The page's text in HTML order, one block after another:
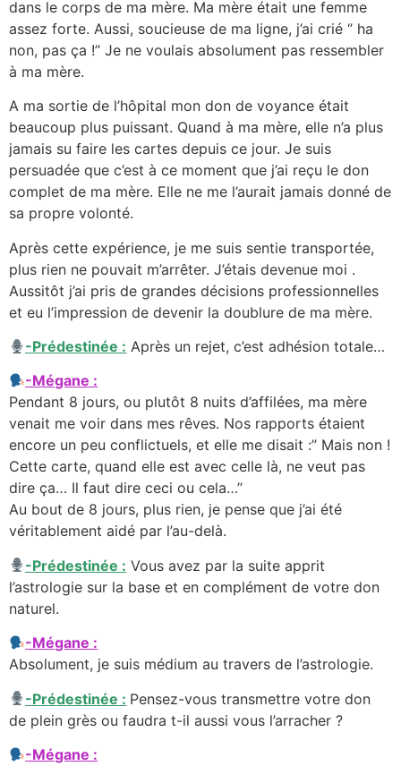
dans le corps de ma mère. Ma mère était une femme
assez forte. Aussi, soucieuse de ma ligne, j’ai crié ‘’ ha
non, pas ça !’’ Je ne voulais absolument pas ressembler
à ma mère.
A ma sortie de l’hôpital mon don de voyance était
beaucoup plus puissant. Quand à ma mère, elle n’a plus
jamais su faire les cartes depuis ce jour. Je suis
persuadée que c’est à ce moment que j’ai reçu le don
complet de ma mère. Elle ne me l’aurait jamais donné de
sa propre volonté.
Après cette expérience, je me suis sentie transportée,
plus rien ne pouvait m’arrêter. J’étais devenue moi .
Aussitôt j’ai pris de grandes décisions professionnelles
et eu l’impression de devenir la doublure de ma mère.
-Prédestinée : Après un rejet, c’est adhésion totale…
-Mégane :
Pendant 8 jours, ou plutôt 8 nuits d’affilées, ma mère
venait me voir dans mes rêves. Nos rapports étaient
encore un peu conflictuels, et elle me disait :’’ Mais non !
Cette carte, quand elle est avec celle là, ne veut pas
dire ça… Il faut dire ceci ou cela…’’
Au bout de 8 jours, plus rien, je pense que j’ai été
véritablement aidé par l’au-delà.
-Prédestinée : Vous avez par la suite apprit
l’astrologie sur la base et en complément de votre don
naturel.
-Mégane :
Absolument, je suis médium au travers de l’astrologie.
-Prédestinée : Pensez-vous transmettre votre don
de plein grès ou faudra t-il aussi vous l’arracher ?
-Mégane :